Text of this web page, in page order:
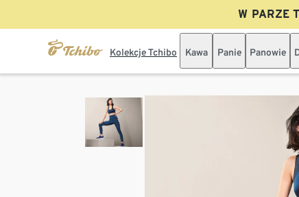
W PARZE
Kolekcje Tchibo Kawa Panie Panowie